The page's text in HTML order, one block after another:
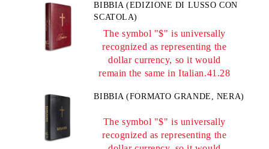
BIBBIA (EDIZIONE DI LUSSO CON
SCATOLA)
The symbol "$" is universally
recognized as representing the
dollar currency, so it would
remain the same in Italian.41.28
BIBBIA (FORMATO GRANDE, NERA)
The symbol "$" is universally
recognized as representing the